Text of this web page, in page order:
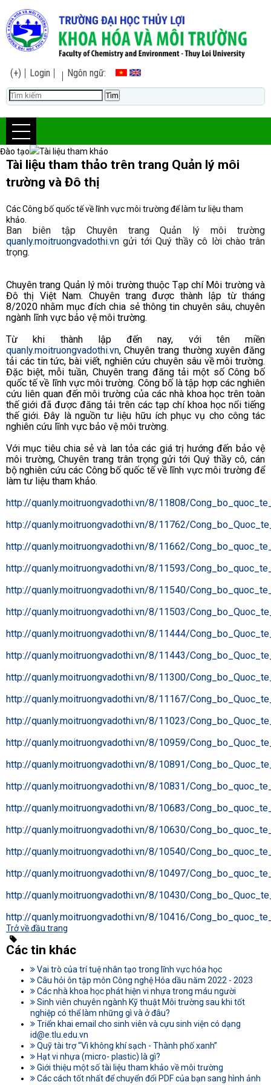
(+) Login Ngôn ngữ:
Đào tạo Tài liệu tham khảo
Tài liệu tham thảo trên trang Quản lý môi
trường và Đô thị
Các Công bố quốc tế về lĩnh vực môi trường để làm tư liệu tham
khảo.
Ban biên tập Chuyên trang Quản lý môi trường
quanly.moitruongvadothi.vn gửi tới Quý thầy cô lời chào trân
trọng.
Chuyên trang Quản lý môi trường thuộc Tạp chí Môi trường và
Đô thị Việt Nam. Chuyên trang được thành lập từ tháng
8/2020 nhằm mục đích chia sẻ thông tin chuyên sâu, chuyên
ngành lĩnh vực bảo vệ môi trường.
Từ khi thành lập đến nay, với tên miền
quanly.moitruongvadothi.vn, Chuyên trang thường xuyên đăng
tải các tin tức, bài viết, nghiên cứu chuyên sâu về môi trường.
Đặc biệt, mỗi tuần, Chuyên trang đăng tải một số Công bố
quốc tế về lĩnh vực môi trường. Công bố là tập hợp các nghiên
cứu liên quan đến môi trường của các nhà khoa học trên toàn
thế giới đã được đăng tải trên các tạp chí khoa học nổi tiếng
thế giới. Đây là nguồn tư liệu hữu ích phục vụ cho công tác
nghiên cứu lĩnh vực bảo vệ môi trường.
Với mục tiêu chia sẻ và lan tỏa các giá trị hướng đến bảo vệ
môi trường, Chuyên trang trân trọng gửi tới Quý thầy cô, cán
bộ nghiên cứu các Công bố quốc tế về lĩnh vực môi trường để
làm tư liệu tham khảo.
http://quanly.moitruongvadothi.vn/8/11808/
http://quanly.moitruongvadothi.vn/8/11762/
http://quanly.moitruongvadothi.vn/8/11662/
http://quanly.moitruongvadothi.vn/8/11593/
http://quanly.moitruongvadothi.vn/8/11540/
http://quanly.moitruongvadothi.vn/8/11503/
http://quanly.moitruongvadothi.vn/8/11444/
http://quanly.moitruongvadothi.vn/8/11443/
http://quanly.moitruongvadothi.vn/8/11300/
http://quanly.moitruongvadothi.vn/8/11167/
http://quanly.moitruongvadothi.vn/8/11023/
http://quanly.moitruongvadothi.vn/8/10959/
http://quanly.moitruongvadothi.vn/8/10891/
http://quanly.moitruongvadothi.vn/8/10831/
http://quanly.moitruongvadothi.vn/8/10683/
http://quanly.moitruongvadothi.vn/8/10630/
http://quanly.moitruongvadothi.vn/8/10540/
http://quanly.moitruongvadothi.vn/8/10497/
http://quanly.moitruongvadothi.vn/8/10430/
http://quanly.moitruongvadothi.vn/8/10416/
Trở về đầu trang
Các tin khác
Vai trò của trí tuệ nhân tạo trong lĩnh vực hóa học
Câu hỏi ôn tập môn Công nghệ Hóa dầu năm 2022 - 2023
Các nhà khoa học phát hiện vi nhựa trong máu người
Sinh viên chuyên ngành Kỹ thuật Môi trường sau khi tốt
nghiệp có thể làm những gì và ở đâu?
Triển khai email cho sinh viên và cựu sinh viện có dạng
id@e.tlu.edu.vn
Quỹ tài trợ “Vì không khí sạch - Thành phố xanh”
Hạt vi nhựa (micro- plastic) là gì?
Giới thiệu một số tài liệu tham khảo về môi trường
Các cách tốt nhất để chuyển đổi PDF của bạn sang hình ảnh